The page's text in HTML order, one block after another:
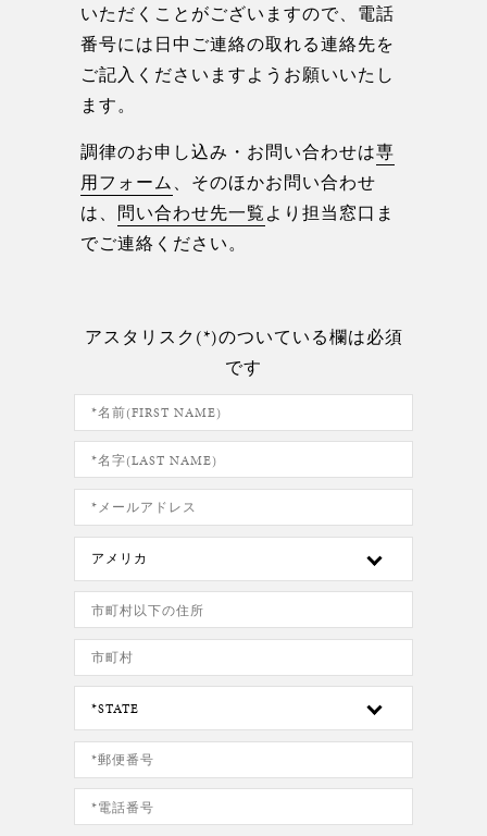
いただくことがございますので、電話
番号には日中ご連絡の取れる連絡先を
ご記入くださいますようお願いいたし
ます。
調律のお申し込み・お問い合わせは専
用フォーム、そのほかお問い合わせ
は、 問い合わせ先一覧より担当窓口ま
でご連絡ください。
アスタリスク(*)のついている欄は必須
です